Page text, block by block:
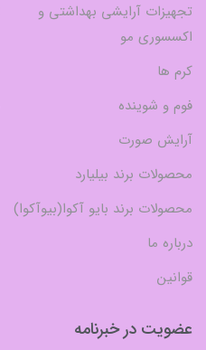
تجهیزات آرایشی بهداشتی و
اکسسوری مو
کرم ها
فوم و شوینده
آرایش صورت
محصولات برند بیلیارد
محصولات برند بایو آکوا(بیوآکوا)
درباره ما
قوانین
عضویت در خبرنامه